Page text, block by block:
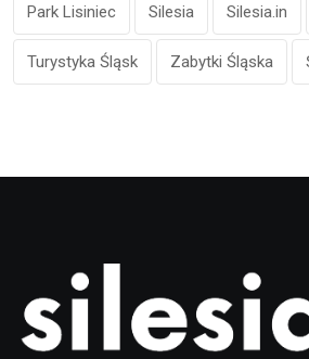
Park Lisiniec Silesia Silesia.in
Turystyka Śląsk Zabytki Śląska